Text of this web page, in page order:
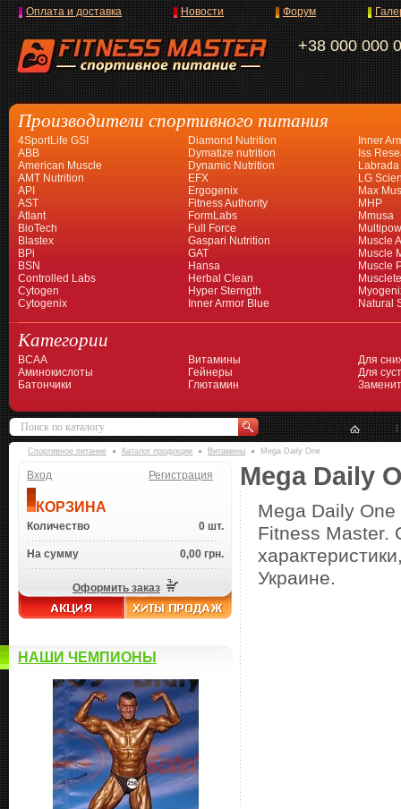
+38 000 000
Оплата и доставка Новости Форум
Производители спортивного питания
4SportLife GSI
ABB
American Muscle
AMT Nutrition
API
AST
Atlant
BioTech
Blastex
BPi
BSN
Controlled Labs
Cytogen
Cytogenix
Diamond Nutrition
Dymatize nutrition
Dynamic Nutrition
EFX
Ergogenix
Fitness Authority
FormLabs
Full Force
Gaspari Nutrition
GAT
Hansa
Herbal Clean
Hyper Sterngth
Inner Armor Blue
Inner
Iss
Labrada
LG
Max
MHP
Mmusa
Muscle
Muscle
Muscle
Natural
Категории
BCAA
Аминокислоты
Батончики
Витамины
Гейнеры
Глютамин
Для
Для
Спортивное питание Каталог продукции Витамины Mega Daily One
Вход Регистрация
КОРЗИНА
Количество 0 шт.
На сумму 0,00 грн.
Оформить заказ
НАШИ ЧЕМПИОНЫ
Mega Daily
Mega Daily One
Fitness Master.
Украине.